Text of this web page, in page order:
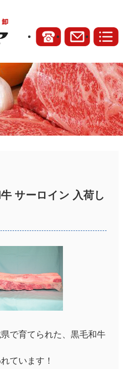
サーロイン 入荷し
で育てられた、黒毛和牛
ています！